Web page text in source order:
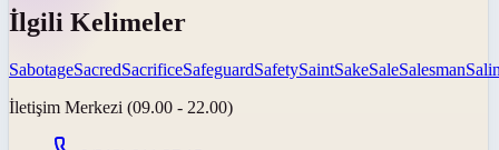
İlgili Kelimeler
SabotageSacredSacrificeSafeguardSafetySaintSakeSaleSalesman
İletişim Merkezi (09.00 - 22.00)